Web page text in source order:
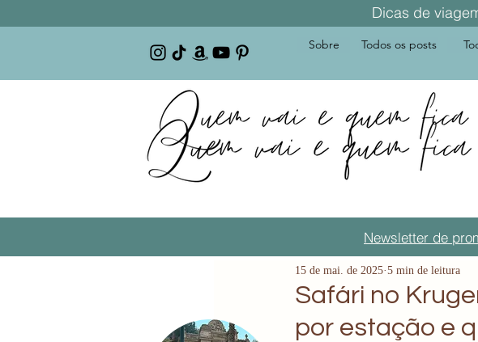
Dicas de
Sobre Todos os posts
Newsletter de
Safári no
por estação e
15 de mai. de 2025 5 min de leitura